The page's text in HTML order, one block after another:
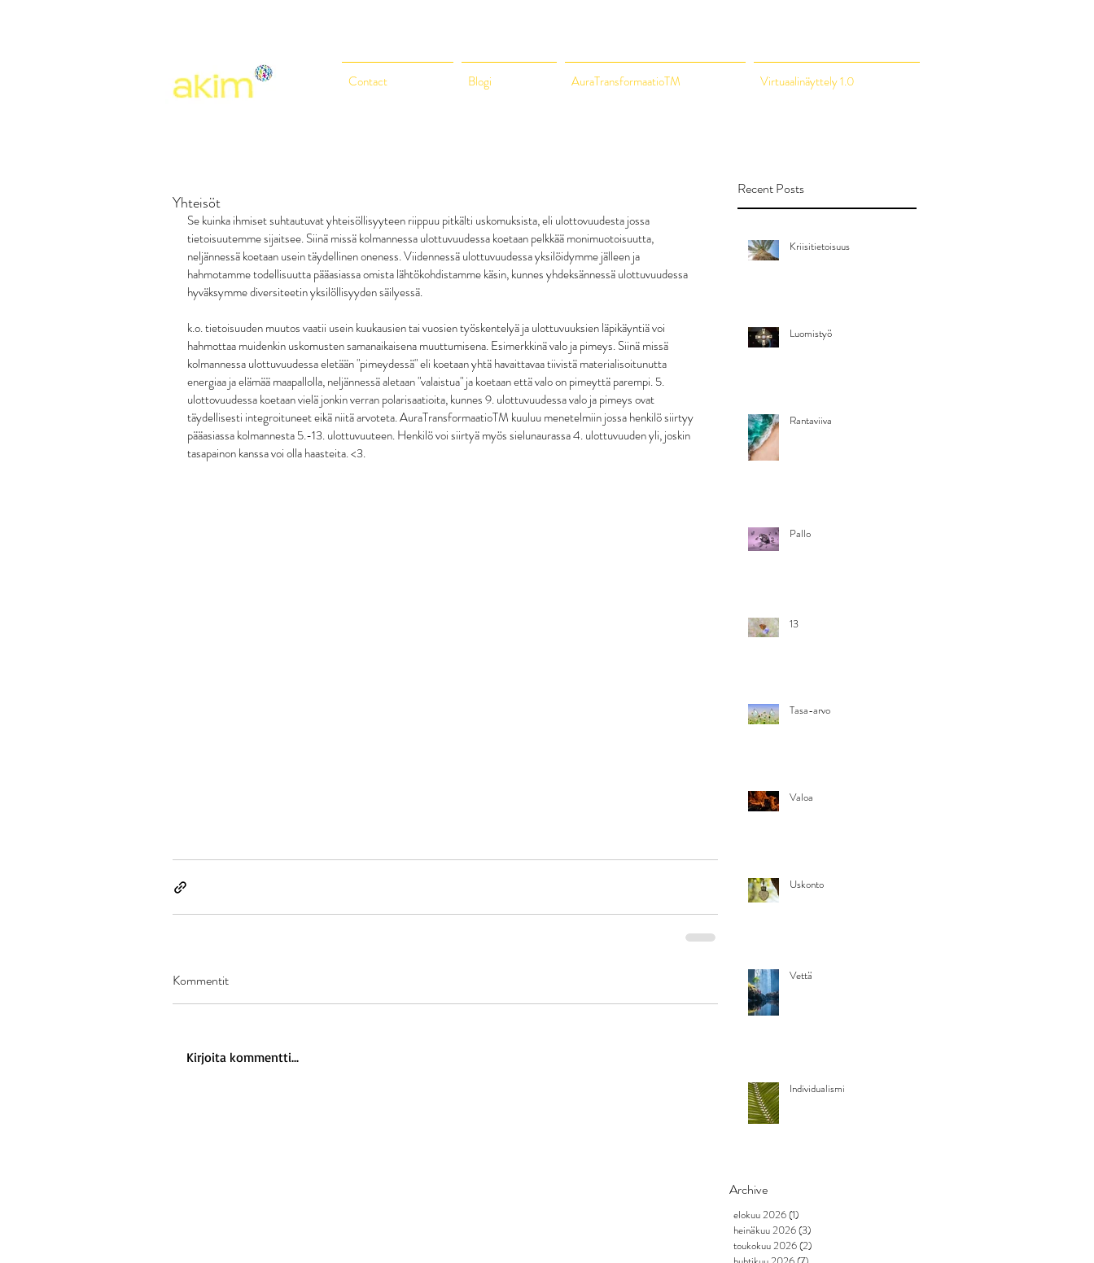
Contact Blogi AuraTransformaatioTM Virtuaalinäyttely 1.0
Yhteisöt
Se kuinka ihmiset suhtautuvat yhteisöllisyyteen riippuu pitkälti uskomuksista, eli ulottovuudesta jossa
tietoisuutemme sijaitsee. Siinä missä kolmannessa ulottuvuudessa koetaan pelkkää monimuotoisuutta,
neljännessä koetaan usein täydellinen oneness. Viidennessä ulottuvuudessa yksilöidymme jälleen ja
hahmotamme todellisuutta pääasiassa omista lähtökohdistamme käsin, kunnes yhdeksännessä ulottuvuudessa
hyväksymme diversiteetin yksilöllisyyden säilyessä.
k.o. tietoisuuden muutos vaatii usein kuukausien tai vuosien työskentelyä ja ulottuvuuksien läpikäyntiä voi
hahmottaa muidenkin uskomusten samanaikaisena muuttumisena. Esimerkkinä valo ja pimeys. Siinä missä
kolmannessa ulottuvuudessa eletään "pimeydessä" eli koetaan yhtä havaittavaa tiivistä materialisoitunutta
energiaa ja elämää maapallolla, neljännessä aletaan "valaistua" ja koetaan että valo on pimeyttä parempi. 5.
ulottovuudessa koetaan vielä jonkin verran polarisaatioita, kunnes 9. ulottuvuudessa valo ja pimeys ovat
täydellisesti integroituneet eikä niitä arvoteta. AuraTransformaatioTM kuuluu menetelmiin jossa henkilö siirtyy
pääasiassa kolmannesta 5.-13. ulottuvuuteen. Henkilö voi siirtyä myös sielunaurassa 4. ulottuvuuden yli, joskin
tasapainon kanssa voi olla haasteita. <3.
Kommentit
Kirjoita kommentti...
Recent Posts
Kriisitietoisuus
Luomistyö
Rantaviiva
Pallo
13
Tasa-arvo
Valoa
Uskonto
Vettä
Individualismi
Archive
elokuu 2026(1)
heinäkuu 2026(3)
toukokuu 2026(2)